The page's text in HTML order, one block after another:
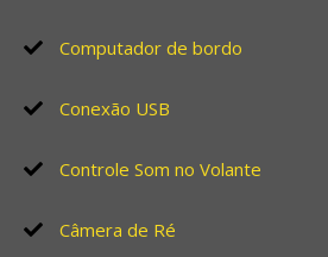
Computador de bordo
Conexão USB
Controle Som no Volante
Câmera de Ré